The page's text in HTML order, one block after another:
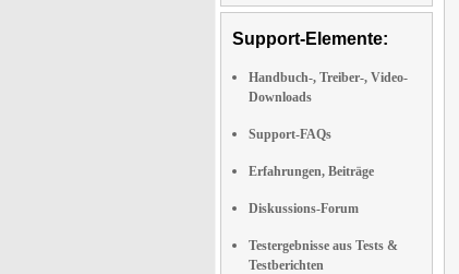
Support-Elemente:
Handbuch-, Treiber-, Video-
Downloads
Support-FAQs
Erfahrungen, Beiträge
Diskussions-Forum
Testergebnisse aus Tests &
Testberichten